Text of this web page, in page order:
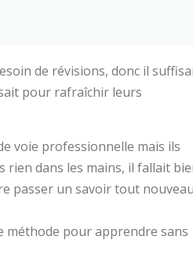
de révisions, donc il
pour rafraîchir leurs
voie professionnelle mais ils
rien dans les mains, il fallait
passer un savoir tout
méthode pour apprendre sans